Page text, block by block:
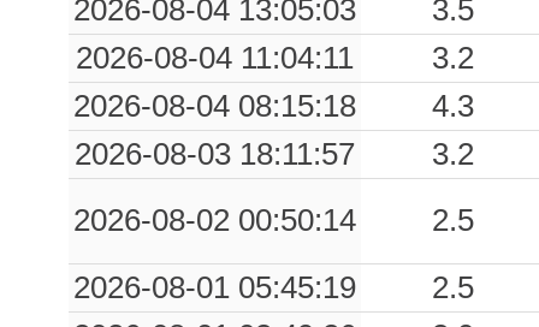
0.20
PTV
94
0.16
TZVP
46
0.14
CME
81
0.13
OVD
79
0.12
FRN
44
2026-08-04 13:05:03
3.5
2026-08-04 11:04:11
3.2
2026-08-04 08:15:18
4.3
2026-08-03 18:11:57
3.2
2026-08-02 00:50:14
2.5
2026-08-01 05:45:19
2.5